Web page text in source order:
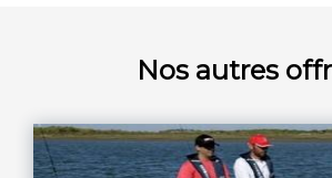
Nos autres